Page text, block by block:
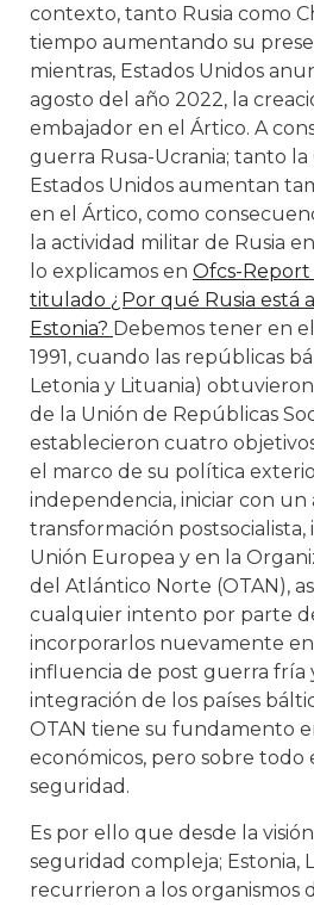
contexto, tanto Rusia como
tiempo aumentando su
mientras, Estados Unidos
agosto del año 2022, la
embajador en el Ártico. A
guerra Rusa-Ucrania; tanto la
Estados Unidos aumentan
en el Ártico, como
la actividad militar de Rusia
lo explicamos en Ofcs-
titulado ¿Por qué Rusia está
Estonia? Debemos tener en
1991, cuando las repúblicas
Letonia y Lituania)
de la Unión de Repúblicas
establecieron cuatro
el marco de su política
independencia, iniciar con
transformación postsocialista,
Unión Europea y en la
del Atlántico Norte (OTAN),
cualquier intento por parte
incorporarlos nuevamente
influencia de post guerra fría
integración de los países
OTAN tiene su fundamento
económicos, pero sobre todo
seguridad.
Es por ello que desde la
seguridad compleja; Estonia,
recurrieron a los organismos